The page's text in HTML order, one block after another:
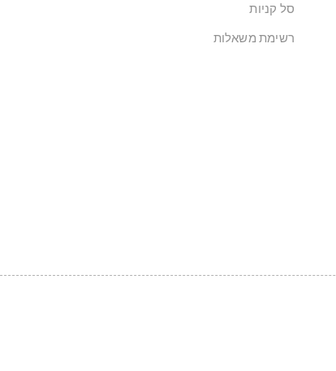
סל קניות
רשימת משאלות